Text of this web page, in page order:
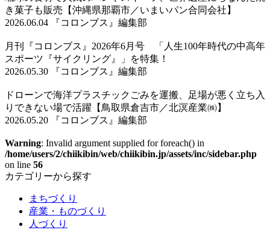
き菓子も販売【沖縄県那覇市／いまいパン合同会社】
2026.06.04 『コロンブス』編集部
月刊『コロンブス』2026年6月号 「人生100年時代の中高年
スポーツ『サイクリング』」を特集！
2026.05.30 『コロンブス』編集部
ドローンで海洋プラスチックごみを運搬、足場が悪く立ち入
りできない場で活躍【鳥取県倉吉市／北溟産業㈱】
2026.05.20 『コロンブス』編集部
Warning: Invalid argument supplied for foreach() in
/home/users/2/chiikibin/web/chiikibin.jp/assets/inc/sidebar.php
on line 56
カテゴリーから探す
まちづくり
産業・ものづくり
人づくり